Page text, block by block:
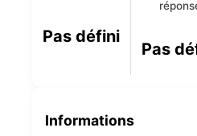
Pas défini
Pas
Informations